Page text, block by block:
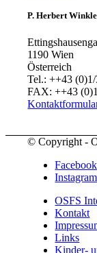
P. Herbert
1190 Wien
Österreich
Tel.: ++43
FAX: ++43
© Copyright -
Facebook
Instagram
OSFS
Kontakt
Links
Kinder-